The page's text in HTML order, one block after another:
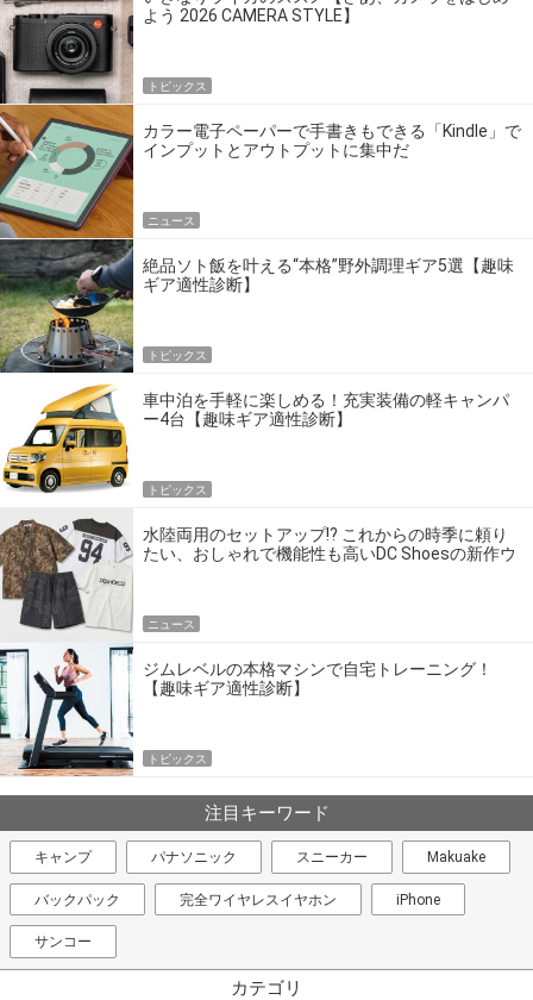
よう 2026 CAMERA STYLE】
トピックス
カラー電子ペーパーで手書きもできる「Kindle」で
インプットとアウトプットに集中だ
ニュース
絶品ソト飯を叶える“本格”野外調理ギア5選【趣味
ギア適性診断】
トピックス
車中泊を手軽に楽しめる！充実装備の軽キャンパ
ー4台【趣味ギア適性診断】
トピックス
水陸両用のセットアップ!? これからの時季に頼り
たい、おしゃれで機能性も高いDC Shoesの新作ウ
ニュース
ジムレベルの本格マシンで自宅トレーニング！
【趣味ギア適性診断】
トピックス
注目キーワード
キャンプ パナソニック スニーカー Makuake
バックパック 完全ワイヤレスイヤホン iPhone
サンコー
カテゴリ